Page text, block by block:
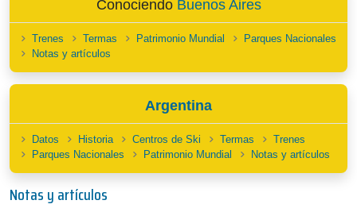
Conociendo Buenos Aires
Trenes Termas Patrimonio Mundial
Parques Nacionales
Notas y artículos
Argentina
Datos Historia Centros de Ski Termas
Trenes
Parques Nacionales
Patrimonio Mundial Notas y artículos
Notas y artículos